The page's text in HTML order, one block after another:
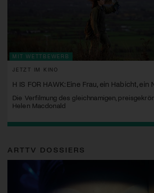
MIT WETTBEWERB
JETZT IM KINO
H IS FOR HAWK: Eine Frau, ein Habicht, ein
Die Verfilmung des gleichnamigen,
Helen Macdonald
ARTTV DOSSIERS